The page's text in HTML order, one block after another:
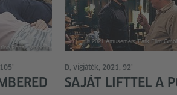
Fenzl, Majestic
© 2021 Amusement Park Film
D, vígjáték, 2021, 92’
SAJÁT LIFTTEL A